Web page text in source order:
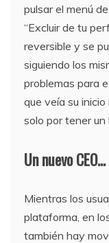
pulsar el menú
“Excluir de tu
reversible y se
siguiendo los
problemas para
que veía su
solo por tener un
Un nuevo
Mientras los
plataforma, en
también hay